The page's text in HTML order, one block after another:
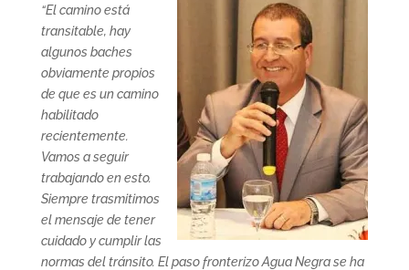
“El camino está
transitable, hay
algunos baches
obviamente propios
de que es un camino
habilitado
recientemente.
Vamos a seguir
trabajando en esto.
Siempre trasmitimos
el mensaje de tener
cuidado y cumplir las
normas del tránsito. El paso fronterizo Agua Negra se ha